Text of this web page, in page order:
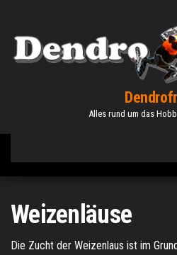
springen
Alles rund um das
Weizenläuse
Die Zucht der Weizenlaus ist im